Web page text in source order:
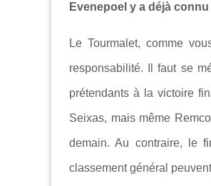
Evenepoel y a déjà
Le Tourmalet, comme
responsabilité. Il faut se
prétendants à la victoire
Seixas, mais même
demain. Au contraire, le
classement général